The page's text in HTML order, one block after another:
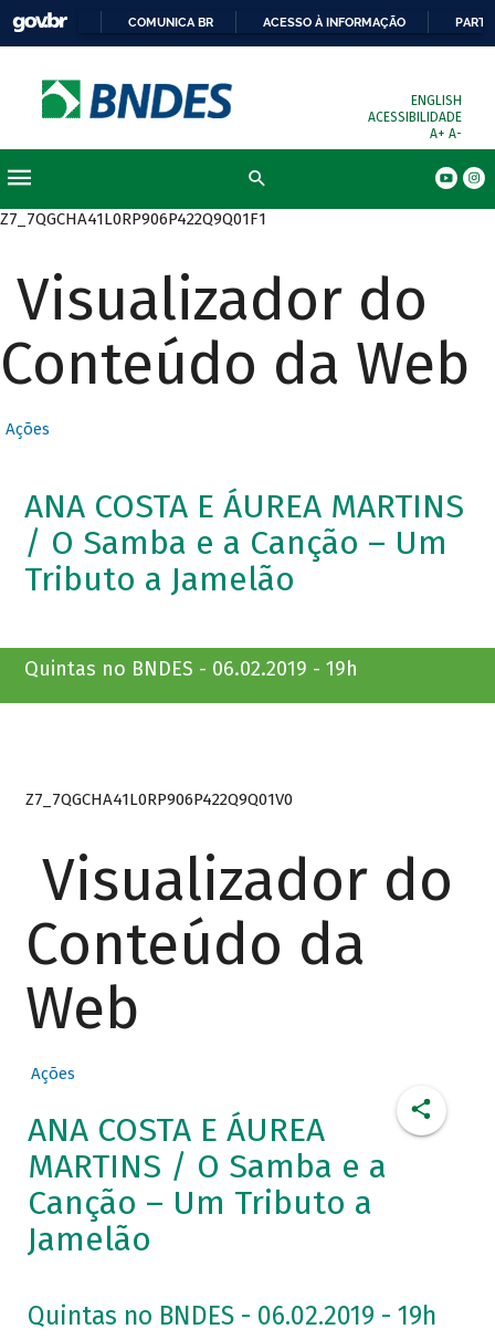
COMUNICA BR ACESSO À INFORMAÇÃO
ENGLISH
ACESSIBILIDADE
A+ A-
Z7_7QGCHA41L0RP906P422Q9Q01F1
Visualizador do
Conteúdo da Web
Ações
ANA COSTA E ÁUREA MARTINS
/ O Samba e a Canção – Um
Tributo a Jamelão
Quintas no BNDES - 06.02.2019 - 19h
Z7_7QGCHA41L0RP906P422Q9Q01V0
Visualizador do
Conteúdo da
Web
Ações
ANA COSTA E ÁUREA
MARTINS / O Samba e a
Canção – Um Tributo a
Jamelão
Quintas no BNDES - 06.02.2019 - 19h